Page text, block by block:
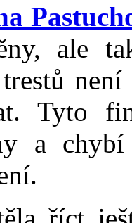
ale
Tyto
a